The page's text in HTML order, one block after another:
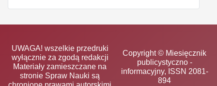
UWAGA! wszelkie przedruki
wyłącznie za zgodą redakcji
Materiały zamieszczane na
stronie Spraw Nauki są
Copyright © Miesięcznik
publicystyczno -
informacyjny, ISSN 2081-
894